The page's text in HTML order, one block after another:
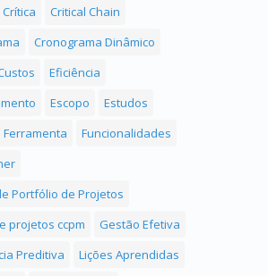
Critical Chain
Cronograma Dinâmico
Eficiência
Escopo
Estudos
Ferramenta
Funcionalidades
Portfólio de Projetos
projetos ccpm
Gestão Efetiva
Preditiva
Lições Aprendidas